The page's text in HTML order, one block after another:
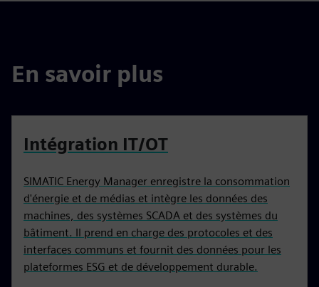
En savoir plus
Intégration IT/OT
SIMATIC Energy Manager enregistre la consommation
d'énergie et de médias et intègre les données des
machines, des systèmes SCADA et des systèmes du
bâtiment. Il prend en charge des protocoles et des
interfaces communs et fournit des données pour les
plateformes ESG et de développement durable.